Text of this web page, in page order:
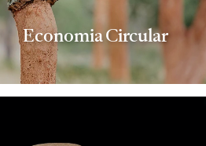
Economia Circular